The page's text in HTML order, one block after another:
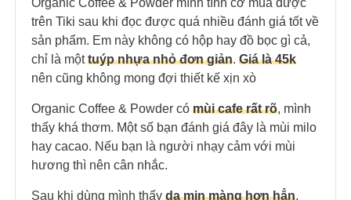
Organic Coffee & Powder mình tình cờ mua được
trên Tiki sau khi đọc được quá nhiều đánh giá tốt về
sản phẩm. Em này không có hộp hay đồ bọc gì cả,
chỉ là mộttuýp nhựa nhỏ đơn giản. Giá là 45k
nên cũng không mong đợi thiết kế xịn xò
Organic Coffee & Powder có mùi cafe rất rõ, mình
thấy khá thơm. Một số bạn đánh giá đây là mùi milo
hay cacao. Nếu bạn là người nhạy cảm với mùi
hương thì nên cân nhắc.
Sau khi dùng mình thấy da mịn màng hơn hẳn,